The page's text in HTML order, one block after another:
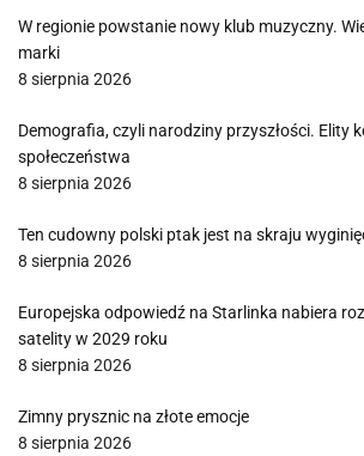
W regionie powstanie nowy klub muzyczny.
marki
8 sierpnia 2026
Demografia, czyli narodziny przyszłości. Elity
społeczeństwa
8 sierpnia 2026
Ten cudowny polski ptak jest na skraju
8 sierpnia 2026
Europejska odpowiedź na Starlinka nabiera
satelity w 2029 roku
8 sierpnia 2026
Zimny prysznic na złote emocje
8 sierpnia 2026